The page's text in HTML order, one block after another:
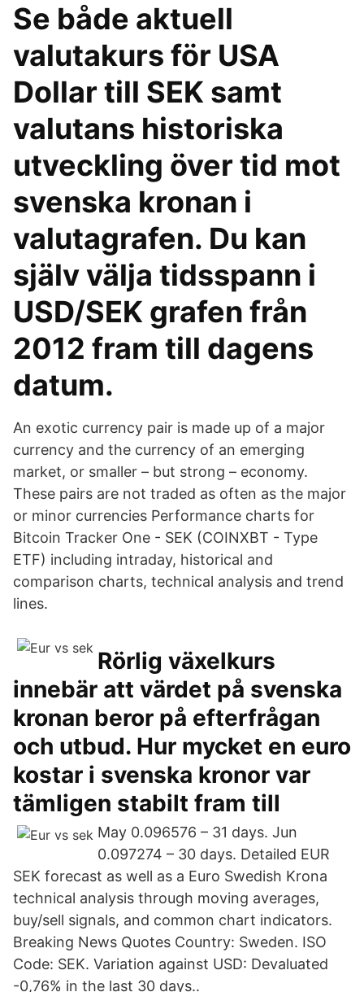
Se både aktuell
valutakurs för USA
Dollar till SEK samt
valutans historiska
utveckling över tid mot
svenska kronan i
valutagrafen. Du kan
själv välja tidsspann i
USD/SEK grafen från
2012 fram till dagens
datum.
An exotic currency pair is made up of a major
currency and the currency of an emerging
market, or smaller – but strong – economy.
These pairs are not traded as often as the major
or minor currencies Performance charts for
Bitcoin Tracker One - SEK (COINXBT - Type
ETF) including intraday, historical and
comparison charts, technical analysis and trend
lines.
Rörlig växelkurs
innebär att värdet på svenska
kronan beror på efterfrågan
och utbud. Hur mycket en euro
kostar i svenska kronor var
tämligen stabilt fram till
May 0.096576 – 31 days. Jun
0.097274 – 30 days. Detailed EUR
SEK forecast as well as a Euro Swedish Krona
technical analysis through moving averages,
buy/sell signals, and common chart indicators.
Breaking News Quotes Country: Sweden. ISO
Code: SEK. Variation against USD: Devaluated
-0,76% in the last 30 days..